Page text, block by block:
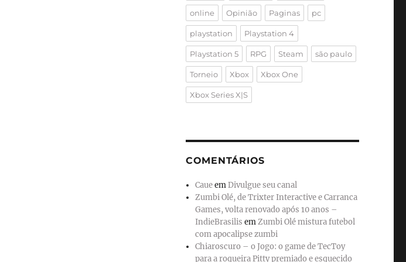
online Opinião Paginas pc
playstation Playstation 4
Playstation 5 RPG Steam são paulo
Torneio Xbox Xbox One
Xbox Series X|S
COMENTÁRIOS
CaueemDivulgue seu canal
Zumbi Olé, de Trixter Interactive e Carranca
Games, volta renovado após 10 anos –
IndieBrasilis emZumbi Olé mistura futebol
com apocalipse zumbi
Chiaroscuro – o Jogo: o game de TecToy
para a roqueira Pitty premiado e esquecido